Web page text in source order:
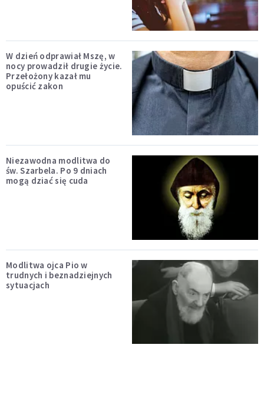
W dzień odprawiał Mszę, w
nocy prowadził drugie życie.
Przełożony kazał mu
opuścić zakon
Niezawodna modlitwa do
św. Szarbela. Po 9 dniach
mogą dziać się cuda
Modlitwa ojca Pio w
trudnych i beznadziejnych
sytuacjach